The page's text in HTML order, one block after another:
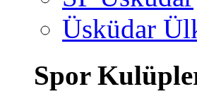
Üsküdar
Spor